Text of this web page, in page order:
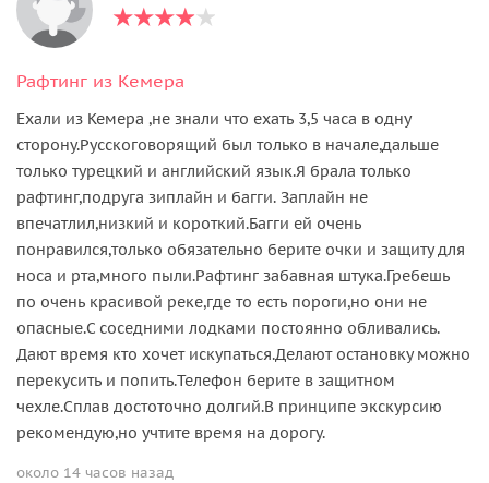
Рафтинг из Кемера
Ехали из Кемера ,не знали что ехать 3,5 часа в одну
сторону.Русскоговорящий был только в начале,дальше
только турецкий и английский язык.Я брала только
рафтинг,подруга зиплайн и багги. Заплайн не
впечатлил,низкий и короткий.Багги ей очень
понравился,только обязательно берите очки и защиту для
носа и рта,много пыли.Рафтинг забавная штука.Гребешь
по очень красивой реке,где то есть пороги,но они не
опасные.С соседними лодками постоянно обливались.
Дают время кто хочет искупаться.Делают остановку можно
перекусить и попить.Телефон берите в защитном
чехле.Сплав достоточно долгий.В принципе экскурсию
рекомендую,но учтите время на дорогу.
около 14 часов назад